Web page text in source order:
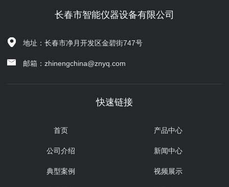
长春市智能仪器设备有限公司
地址：长春市净月开发区金碧街747号
邮箱：zhinengchina@znyq.com
快速链接
首页 产品中心
公司介绍 新闻中心
典型案例 视频展示